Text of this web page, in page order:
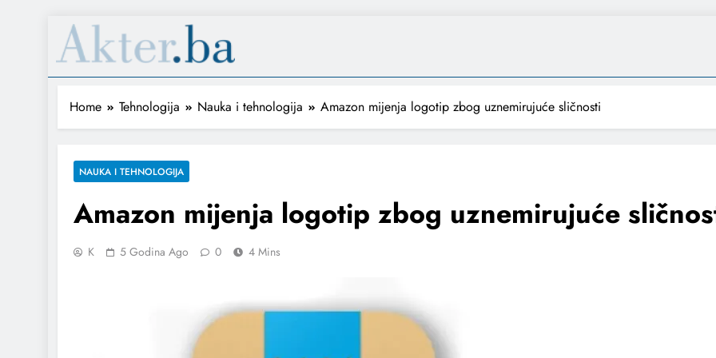
Home Tehnologija Nauka i tehnologija Amazon mijenja logotip zbog uznemirujuće sličnosti
NAUKA I TEHNOLOGIJA
Amazon mijenja logotip zbog uznemirujuće
K 5 Godina Ago 0 4 Mins